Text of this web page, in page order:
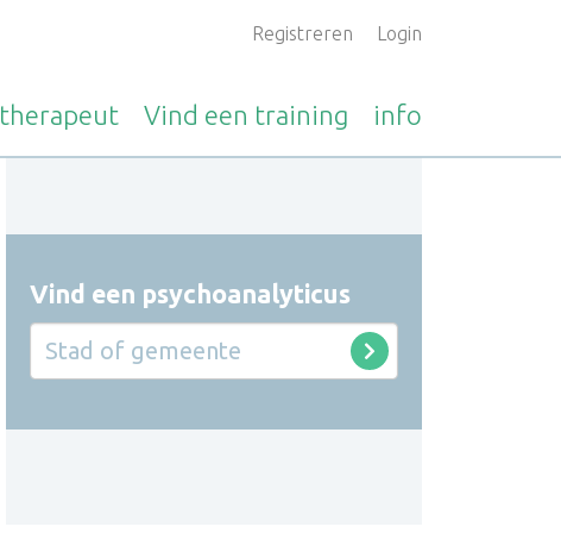
Registreren Login
therapeut Vind een training info
Vind een psychoanalyticus